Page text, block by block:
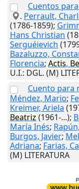
Cuentos
. Perrault,
(1786-1859);
Hans Christian
Serguéievich
Bazaluzzo,
Florencia; Actis,
U.I.: DGL. (M)
Cuento para
Méndez, Mario;
Kreimer, Ariela
Beatriz (1961-...);
María Inés;
Burgos, Javier;
Adriana; Farias,
(M) LITERATURA